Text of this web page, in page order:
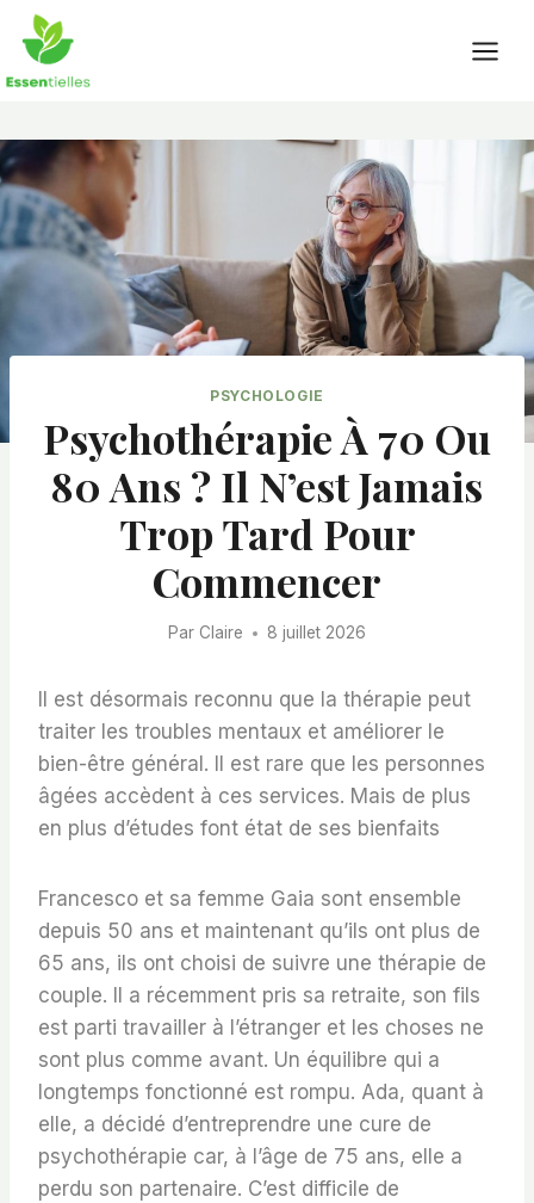
Skip
content
PSYCHOLOGIE
Psychothérapie À 70 Ou
80 Ans ? Il N’est Jamais
Trop Tard Pour
Commencer
Par Claire 8 juillet 2026
Il est désormais reconnu que la thérapie peut
traiter les troubles mentaux et améliorer le
bien-être général. Il est rare que les personnes
âgées accèdent à ces services. Mais de plus
en plus d’études font état de ses bienfaits
Francesco et sa femme Gaia sont ensemble
depuis 50 ans et maintenant qu’ils ont plus de
65 ans, ils ont choisi de suivre une thérapie de
couple. Il a récemment pris sa retraite, son fils
est parti travailler à l’étranger et les choses ne
sont plus comme avant. Un équilibre qui a
longtemps fonctionné est rompu. Ada, quant à
elle, a décidé d’entreprendre une cure de
psychothérapie car, à l’âge de 75 ans, elle a
perdu son partenaire. C’est difficile de